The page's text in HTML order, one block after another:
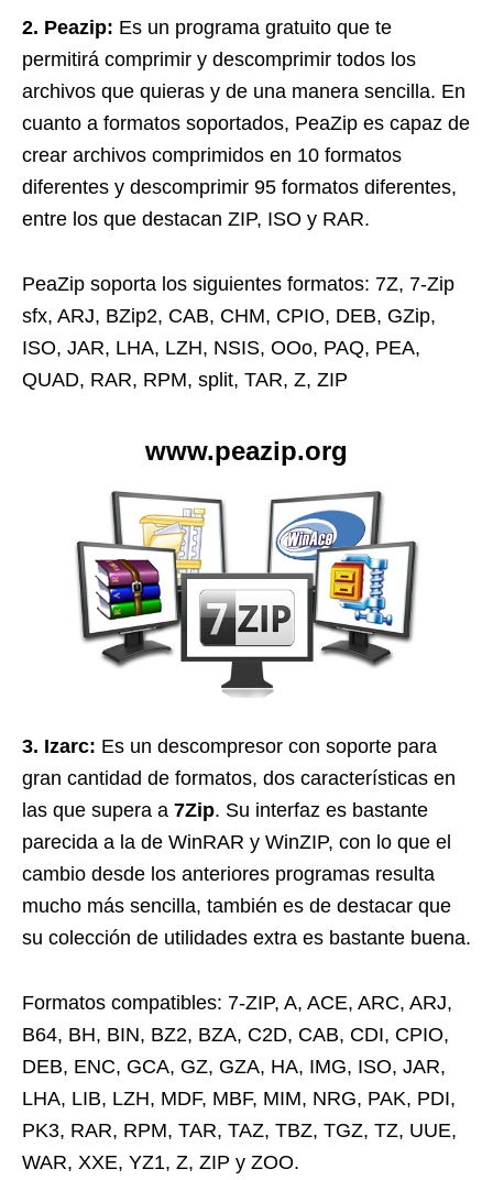
2. Peazip: Es un programa gratuito que te
permitirá comprimir y descomprimir todos los
archivos que quieras y de una manera sencilla. En
cuanto a formatos soportados, PeaZip es capaz de
crear archivos comprimidos en 10 formatos
diferentes y descomprimir 95 formatos diferentes,
entre los que destacan ZIP, ISO y RAR.
PeaZip soporta los siguientes formatos: 7Z, 7-Zip
sfx, ARJ, BZip2, CAB, CHM, CPIO, DEB, GZip,
ISO, JAR, LHA, LZH, NSIS, OOo, PAQ, PEA,
QUAD, RAR, RPM, split, TAR, Z, ZIP
www.peazip.org
3. Izarc: Es un descompresor con soporte para
gran cantidad de formatos, dos características en
las que supera a 7Zip. Su interfaz es bastante
parecida a la de WinRAR y WinZIP, con lo que el
cambio desde los anteriores programas resulta
mucho más sencilla, también es de destacar que
su colección de utilidades extra es bastante buena.
Formatos compatibles: 7-ZIP, A, ACE, ARC, ARJ,
B64, BH, BIN, BZ2, BZA, C2D, CAB, CDI, CPIO,
DEB, ENC, GCA, GZ, GZA, HA, IMG, ISO, JAR,
LHA, LIB, LZH, MDF, MBF, MIM, NRG, PAK, PDI,
PK3, RAR, RPM, TAR, TAZ, TBZ, TGZ, TZ, UUE,
WAR, XXE, YZ1, Z, ZIP y ZOO.